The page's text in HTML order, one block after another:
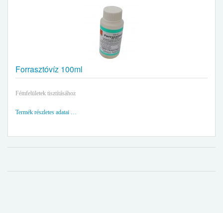
Forrasztóvíz 100ml
Fémfelületek tisztításához
Termék részletes adatai …